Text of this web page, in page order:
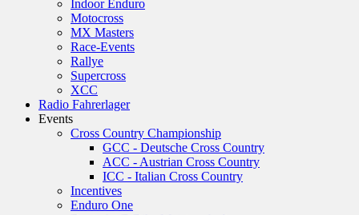
Indoor Enduro
Motocross
MX Masters
Race-Events
Rallye
Supercross
XCC
Radio Fahrerlager
Events
Cross Country Championship
GCC - Deutsche Cross Country
ACC - Austrian Cross Country
ICC - Italian Cross Country
Incentives
Enduro One